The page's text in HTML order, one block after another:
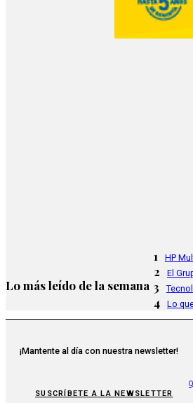
Lo más leído de la semana
1 HP
2 El
3
4 Lo
¡Mantente al día con nuestra newsletter!
SUSCRÍBETE A LA NEWSLETTER